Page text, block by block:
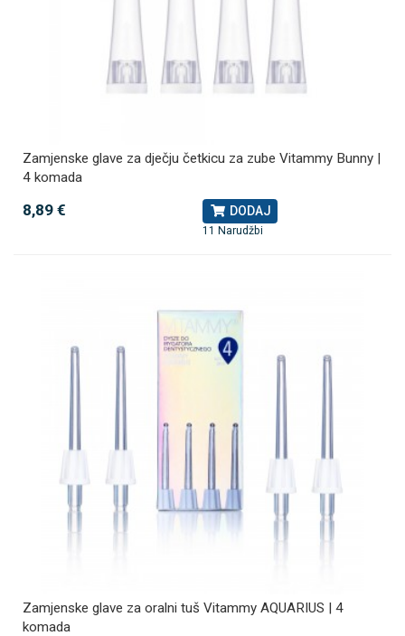
Zamjenske glave za dječju četkicu za zube Vitammy Bunny |
4 komada
8,89 € DODAJ
11 Narudžbi
Zamjenske glave za oralni tuš Vitammy AQUARIUS | 4
komada